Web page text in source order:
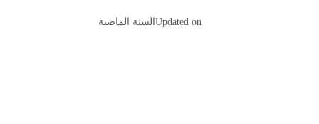
Updated on السنة الماضية